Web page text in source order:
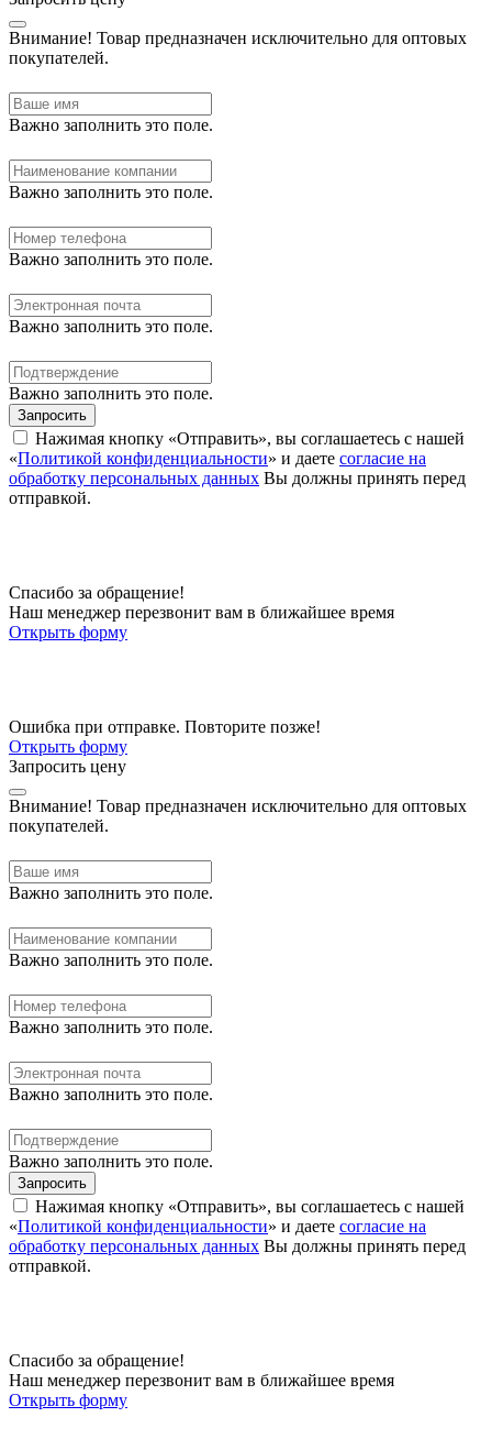
Внимание! Товар предназначен исключительно для оптовых
покупателей.
Важно заполнить это поле.
Важно заполнить это поле.
Важно заполнить это поле.
Важно заполнить это поле.
Важно заполнить это поле.
Запросить
Нажимая кнопку «Отправить», вы соглашаетесь с нашей
«Политикой конфиденциальности» и даете согласие на
обработку персональных данных Вы должны принять перед
отправкой.
Спасибо за обращение!
Наш менеджер перезвонит вам в ближайшее время
Открыть форму
Ошибка при отправке. Повторите позже!
Открыть форму
Запросить цену
Внимание! Товар предназначен исключительно для оптовых
покупателей.
Важно заполнить это поле.
Важно заполнить это поле.
Важно заполнить это поле.
Важно заполнить это поле.
Важно заполнить это поле.
Запросить
Нажимая кнопку «Отправить», вы соглашаетесь с нашей
«Политикой конфиденциальности» и даете согласие на
обработку персональных данных Вы должны принять перед
отправкой.
Спасибо за обращение!
Наш менеджер перезвонит вам в ближайшее время
Открыть форму